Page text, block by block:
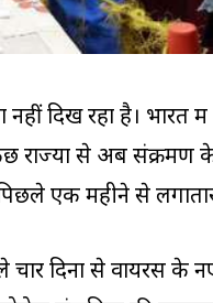
दिख रहा है। भारत
राज्यों से अब संक्रमण
एक महीने से
चार दिनों से वायरस के